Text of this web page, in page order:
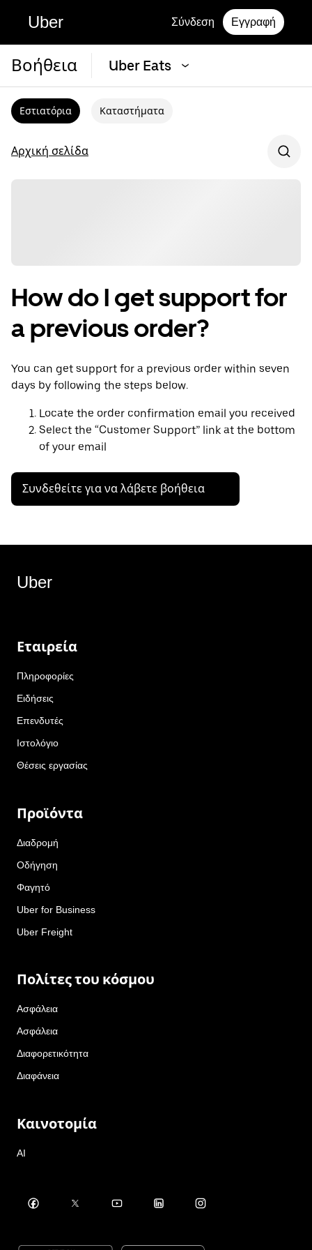
Uber Σύνδεση Εγγραφή
Βοήθεια Uber Eats
Εστιατόρια Καταστήματα
Αρχική σελίδα
How do I get support for
a previous order?
You can get support for a previous order within seven
days by following the steps below.
Locate the order confirmation email you received
Select the “Customer Support” link at the bottom
of your email
Συνδεθείτε για να λάβετε βοήθεια
Uber
Εταιρεία
Πληροφορίες
Ειδήσεις
Επενδυτές
Ιστολόγιο
Θέσεις εργασίας
Προϊόντα
Διαδρομή
Οδήγηση
Φαγητό
Uber for Business
Uber Freight
Πολίτες του κόσμου
Ασφάλεια
Ασφάλεια
Διαφορετικότητα
Διαφάνεια
Καινοτομία
AI